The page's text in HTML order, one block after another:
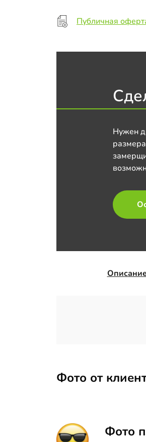
Публичная
Нужен
Фото от
Фото